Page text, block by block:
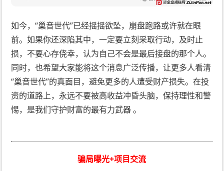
如今，“巢音世代”已经摇摇欲坠，崩盘跑路或许就在眼
前。如果你还深陷其中，一定要立刻采取行动，及时止
损，不要心存侥幸，认为自己不会是最后接盘的那个人。
同时，也希望大家能将这个消息广泛传播，让更多人看清
“巢音世代”的真面目，避免更多的人遭受财产损失。在投
资的道路上，永远不要被高收益冲昏头脑，保持理性和警
惕，是我们守护财富的最有力武器 。
骗局曝光+项目交流